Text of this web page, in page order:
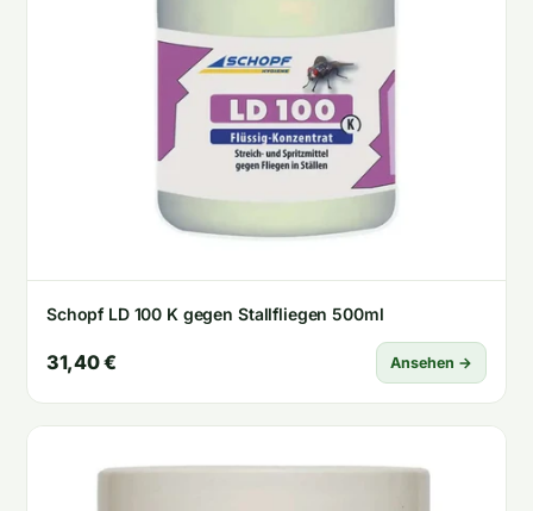
Schopf LD 100 K gegen Stallfliegen 500ml
31,40 € Ansehen →